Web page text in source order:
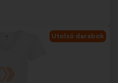
Utolsó darabok